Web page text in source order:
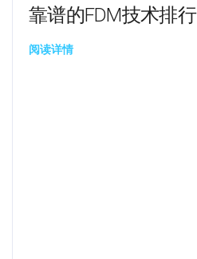
靠谱的FDM技术排行
阅读详情